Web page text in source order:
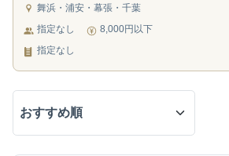
舞浜・浦安・幕張・千葉
指定なし
8,000円以下
指定なし